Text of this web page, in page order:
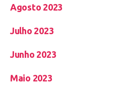
Agosto 2023
Julho 2023
Junho 2023
Maio 2023